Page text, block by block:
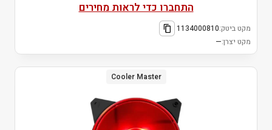
התחברו כדי לראות מחירים
מקט ביטק:1134000810
מקט יצרן:—
Cooler Master